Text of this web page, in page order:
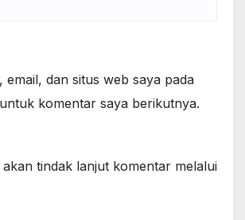
email, dan situs web saya pada
komentar saya berikutnya.
tindak lanjut komentar melalui